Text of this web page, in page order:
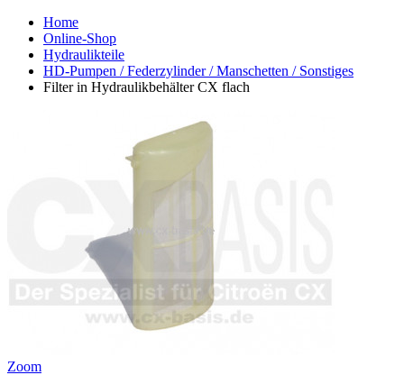
Home
Online-Shop
Hydraulikteile
HD-Pumpen / Federzylinder / Manschetten / Sonstiges
Filter in Hydraulikbehälter CX flach
Zoom